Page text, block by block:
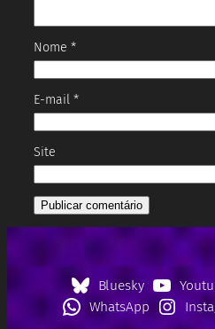
Nome *
E-mail *
Site
Bluesky
WhatsApp